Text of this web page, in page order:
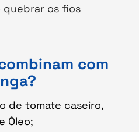
quebrar os fios
com
de tomate caseiro,
Óleo;